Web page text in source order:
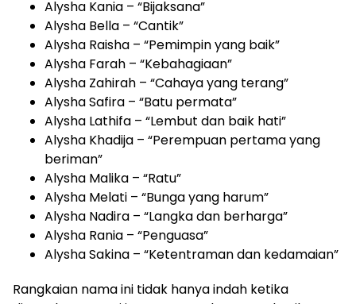
Alysha Kania – “Bijaksana”
Alysha Bella – “Cantik”
Alysha Raisha – “Pemimpin yang baik”
Alysha Farah – “Kebahagiaan”
Alysha Zahirah – “Cahaya yang terang”
Alysha Safira – “Batu permata”
Alysha Lathifa – “Lembut dan baik hati”
Alysha Khadija – “Perempuan pertama yang
beriman”
Alysha Malika – “Ratu”
Alysha Melati – “Bunga yang harum”
Alysha Nadira – “Langka dan berharga”
Alysha Rania – “Penguasa”
Alysha Sakina – “Ketentraman dan kedamaian”
Rangkaian nama ini tidak hanya indah ketika